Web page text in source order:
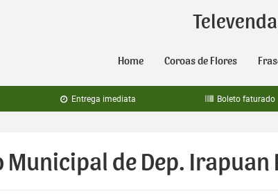
Home Coroas de Flores
Entrega imediata Boleto faturado
de Dep. Irapuan